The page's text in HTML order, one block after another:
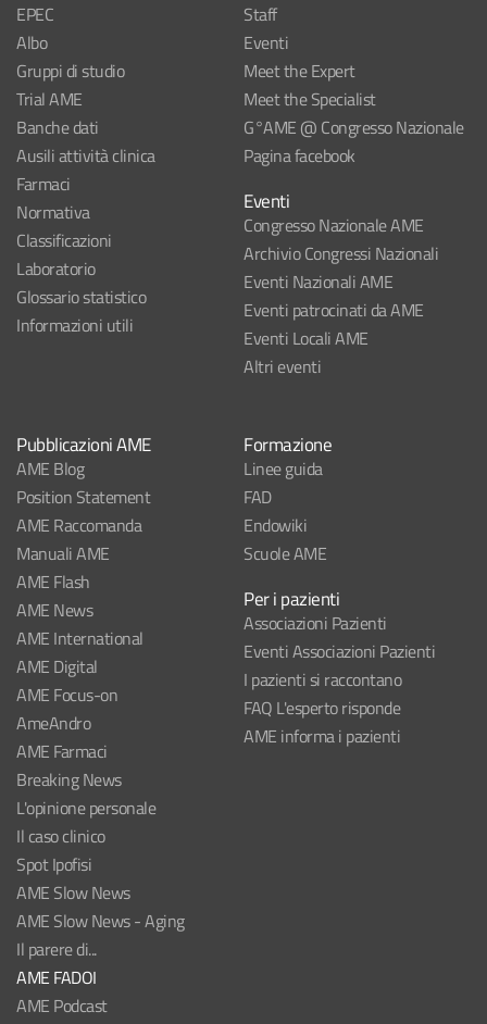
EPEC
Albo
Gruppi di studio
Trial AME
Banche dati
Ausili attività clinica
Farmaci
Normativa
Classificazioni
Laboratorio
Glossario statistico
Informazioni utili
Staff
Eventi
Meet the Expert
Meet the Specialist
G°AME @ Congresso Nazionale
Pagina facebook
Eventi
Congresso Nazionale AME
Archivio Congressi Nazionali
Eventi Nazionali AME
Eventi patrocinati da AME
Eventi Locali AME
Altri eventi
Pubblicazioni AME
AME Blog
Position Statement
AME Raccomanda
Manuali AME
AME Flash
AME News
AME International
AME Digital
AME Focus-on
AmeAndro
AME Farmaci
Breaking News
L'opinione personale
Il caso clinico
Spot Ipofisi
AME Slow News
AME Slow News - Aging
Il parere di...
AME FADOI
AME Podcast
Formazione
Linee guida
FAD
Endowiki
Scuole AME
Per i pazienti
Associazioni Pazienti
Eventi Associazioni Pazienti
I pazienti si raccontano
FAQ L'esperto risponde
AME informa i pazienti